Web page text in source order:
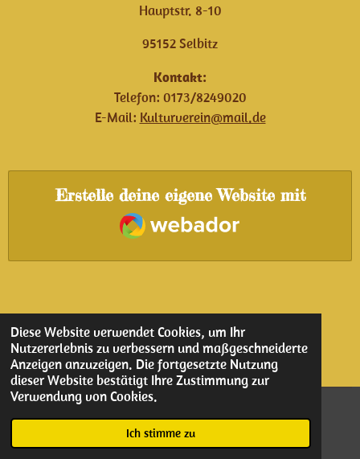
Diese Website verwendet Cookies, um Ihr
Nutzererlebnis zu verbessern und maßgeschneiderte
Anzeigen anzuzeigen. Die fortgesetzte Nutzung
dieser Website bestätigt Ihre Zustimmung zur
Verwendung von Cookies.
Ich stimme zu
Hauptstr. 8-10
95152 Selbitz
Kontakt:
Telefon: 0173/8249020
E-Mail: Kulturverein@mail.de
Erstelle deine eigene Website mit
Webador
© 2022 Kulturverein
Webador